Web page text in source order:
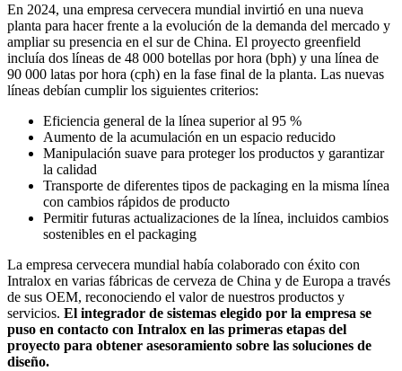
En 2024, una empresa cervecera mundial invirtió en una nueva
planta para hacer frente a la evolución de la demanda del mercado y
ampliar su presencia en el sur de China. El proyecto greenfield
incluía dos líneas de 48 000 botellas por hora (bph) y una línea de
90 000 latas por hora (cph) en la fase final de la planta. Las nuevas
líneas debían cumplir los siguientes criterios:
Eficiencia general de la línea superior al 95 %
Aumento de la acumulación en un espacio reducido
Manipulación suave para proteger los productos y garantizar
la calidad
Transporte de diferentes tipos de packaging en la misma línea
con cambios rápidos de producto
Permitir futuras actualizaciones de la línea, incluidos cambios
sostenibles en el packaging
La empresa cervecera mundial había colaborado con éxito con
Intralox en varias fábricas de cerveza de China y de Europa a través
de sus OEM, reconociendo el valor de nuestros productos y
servicios. El integrador de sistemas elegido por la empresa se
puso en contacto con Intralox en las primeras etapas del
proyecto para obtener asesoramiento sobre las soluciones de
diseño.